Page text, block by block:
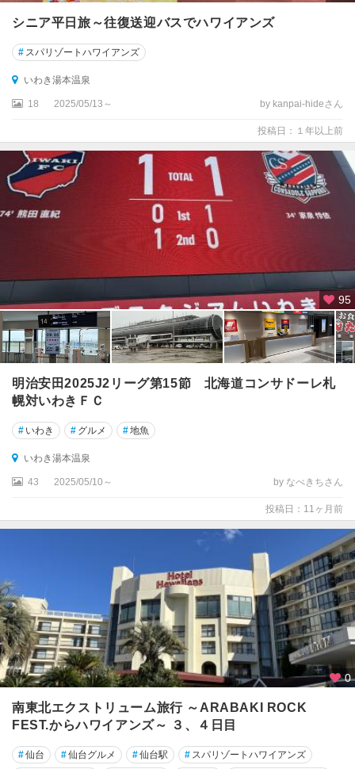
シニア平日旅～往復送迎バスでハワイアンズ
# スパリゾートハワイアンズ
いわき湯本温泉
18 2025/05/13～ by kanpai-hideさん
投稿日：１年以上前
95
明治安田2025J2リーグ第15節 北海道コンサドーレ札
幌対いわきＦＣ
# いわき # グルメ #地魚
いわき湯本温泉
43 2025/05/10～ by なべきちさん
投稿日：11ヶ月前
0
南東北エクストリューム旅行 ～ARABAKI ROCK
FEST.からハワイアンズ～ ３、４日目
#仙台 #仙台グルメ #仙台駅 # スパリゾートハワイアンズ